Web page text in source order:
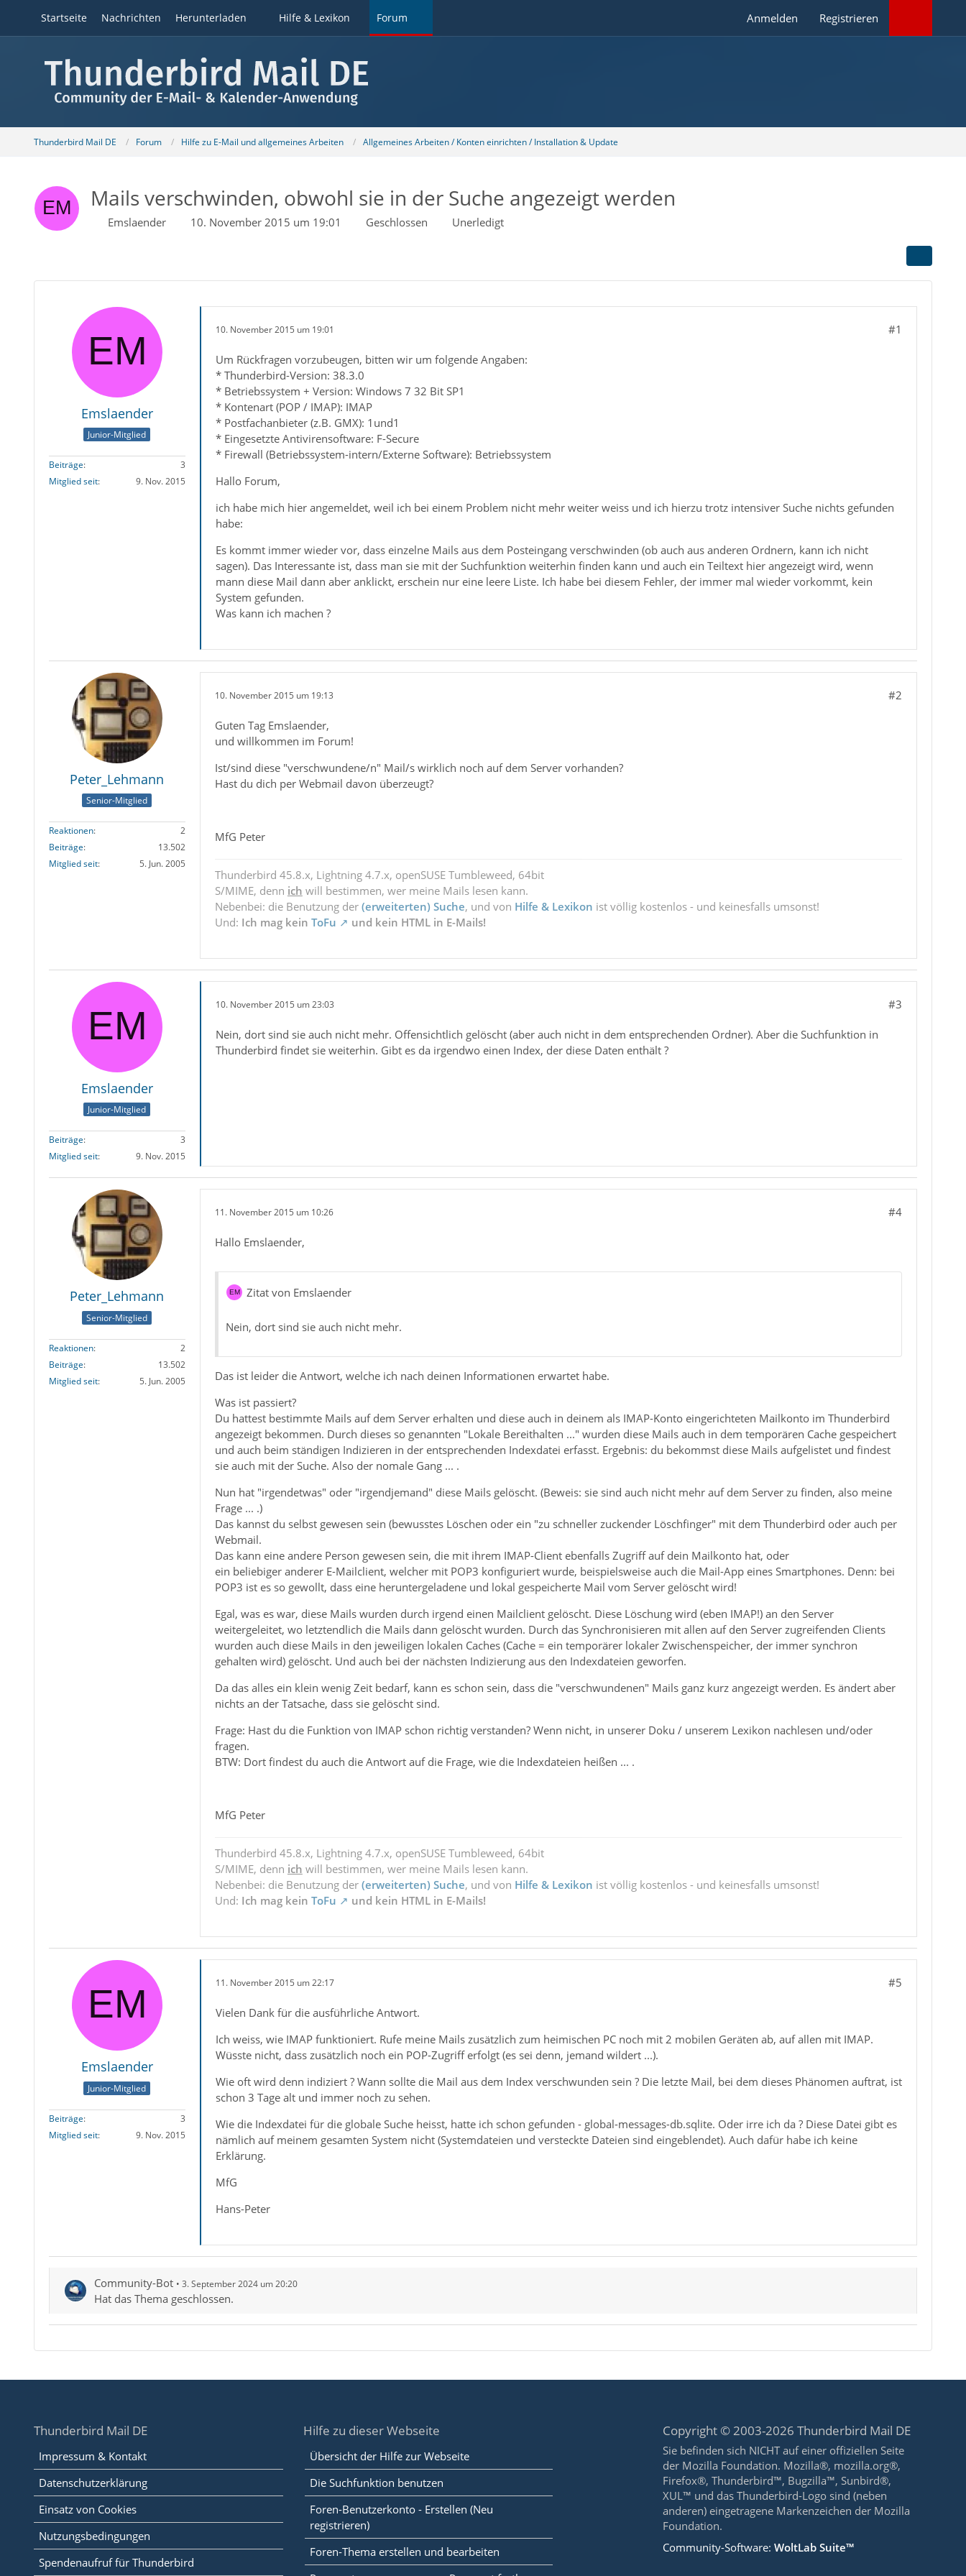
Startseite Nachrichten Herunterladen Hilfe & Lexikon Forum Anmelden Registrieren
Thunderbird Mail DE Forum Hilfe zu E-Mail und allgemeines Arbeiten Allgemeines Arbeiten / Konten einrichten / Installation & Update
Mails verschwinden, obwohl sie in der Suche angezeigt werden
Emslaender 10. November 2015 um 19:01 Geschlossen Unerledigt
Emslaender
Junior-Mitglied
Beiträge
3
Mitglied seit
9. Nov. 2015
10. November 2015 um 19:01 #1
Um Rückfragen vorzubeugen, bitten wir um folgende Angaben:
* Thunderbird-Version: 38.3.0
* Betriebssystem + Version: Windows 7 32 Bit SP1
* Kontenart (POP / IMAP): IMAP
* Postfachanbieter (z.B. GMX): 1und1
* Eingesetzte Antivirensoftware: F-Secure
* Firewall (Betriebssystem-intern/Externe Software): Betriebssystem
Hallo Forum,
ich habe mich hier angemeldet, weil ich bei einem Problem nicht mehr weiter weiss und ich hierzu trotz intensiver Suche nichts gefunden
habe:
Es kommt immer wieder vor, dass einzelne Mails aus dem Posteingang verschwinden (ob auch aus anderen Ordnern, kann ich nicht
sagen). Das Interessante ist, dass man sie mit der Suchfunktion weiterhin finden kann und auch ein Teiltext hier angezeigt wird, wenn
mann diese Mail dann aber anklickt, erschein nur eine leere Liste. Ich habe bei diesem Fehler, der immer mal wieder vorkommt, kein
System gefunden.
Was kann ich machen ?
Peter_Lehmann
Senior-Mitglied
Reaktionen
2
Beiträge
13.502
Mitglied seit
5. Jun. 2005
10. November 2015 um 19:13 #2
Guten Tag Emslaender,
und willkommen im Forum!
Ist/sind diese "verschwundene/n" Mail/s wirklich noch auf dem Server vorhanden?
Hast du dich per Webmail davon überzeugt?
MfG Peter
Thunderbird 45.8.x, Lightning 4.7.x, openSUSE Tumbleweed, 64bit
S/MIME, denn ich will bestimmen, wer meine Mails lesen kann.
Nebenbei: die Benutzung der (erweiterten) Suche, und von Hilfe & Lexikon ist völlig kostenlos - und keinesfalls umsonst!
Und: Ich mag kein ToFu und kein HTML in E-Mails!
Emslaender
Junior-Mitglied
Beiträge
3
Mitglied seit
9. Nov. 2015
10. November 2015 um 23:03 #3
Nein, dort sind sie auch nicht mehr. Offensichtlich gelöscht (aber auch nicht in dem entsprechenden Ordner). Aber die Suchfunktion in
Thunderbird findet sie weiterhin. Gibt es da irgendwo einen Index, der diese Daten enthält ?
Peter_Lehmann
Senior-Mitglied
Reaktionen
2
Beiträge
13.502
Mitglied seit
5. Jun. 2005
11. November 2015 um 10:26 #4
Hallo Emslaender,
Zitat von Emslaender
Nein, dort sind sie auch nicht mehr.
Das ist leider die Antwort, welche ich nach deinen Informationen erwartet habe.
Was ist passiert?
Du hattest bestimmte Mails auf dem Server erhalten und diese auch in deinem als IMAP-Konto eingerichteten Mailkonto im Thunderbird
angezeigt bekommen. Durch dieses so genannten "Lokale Bereithalten ..." wurden diese Mails auch in dem temporären Cache gespeichert
und auch beim ständigen Indizieren in der entsprechenden Indexdatei erfasst. Ergebnis: du bekommst diese Mails aufgelistet und findest
sie auch mit der Suche. Also der nomale Gang ... .
Nun hat "irgendetwas" oder "irgendjemand" diese Mails gelöscht. (Beweis: sie sind auch nicht mehr auf dem Server zu finden, also meine
Frage ... .)
Das kannst du selbst gewesen sein (bewusstes Löschen oder ein "zu schneller zuckender Löschfinger" mit dem Thunderbird oder auch per
Webmail.
Das kann eine andere Person gewesen sein, die mit ihrem IMAP-Client ebenfalls Zugriff auf dein Mailkonto hat, oder
ein beliebiger anderer E-Mailclient, welcher mit POP3 konfiguriert wurde, beispielsweise auch die Mail-App eines Smartphones. Denn: bei
POP3 ist es so gewollt, dass eine heruntergeladene und lokal gespeicherte Mail vom Server gelöscht wird!
Egal, was es war, diese Mails wurden durch irgend einen Mailclient gelöscht. Diese Löschung wird (eben IMAP!) an den Server
weitergeleitet, wo letztendlich die Mails dann gelöscht wurden. Durch das Synchronisieren mit allen auf den Server zugreifenden Clients
wurden auch diese Mails in den jeweiligen lokalen Caches (Cache = ein temporärer lokaler Zwischenspeicher, der immer synchron
gehalten wird) gelöscht. Und auch bei der nächsten Indizierung aus den Indexdateien geworfen.
Da das alles ein klein wenig Zeit bedarf, kann es schon sein, dass die "verschwundenen" Mails ganz kurz angezeigt werden. Es ändert aber
nichts an der Tatsache, dass sie gelöscht sind.
Frage: Hast du die Funktion von IMAP schon richtig verstanden? Wenn nicht, in unserer Doku / unserem Lexikon nachlesen und/oder
fragen.
BTW: Dort findest du auch die Antwort auf die Frage, wie die Indexdateien heißen ... .
MfG Peter
Thunderbird 45.8.x, Lightning 4.7.x, openSUSE Tumbleweed, 64bit
S/MIME, denn ich will bestimmen, wer meine Mails lesen kann.
Nebenbei: die Benutzung der (erweiterten) Suche, und von Hilfe & Lexikon ist völlig kostenlos - und keinesfalls umsonst!
Und: Ich mag kein ToFu und kein HTML in E-Mails!
Emslaender
Junior-Mitglied
Beiträge
3
Mitglied seit
9. Nov. 2015
11. November 2015 um 22:17 #5
Vielen Dank für die ausführliche Antwort.
Ich weiss, wie IMAP funktioniert. Rufe meine Mails zusätzlich zum heimischen PC noch mit 2 mobilen Geräten ab, auf allen mit IMAP.
Wüsste nicht, dass zusätzlich noch ein POP-Zugriff erfolgt (es sei denn, jemand wildert ...).
Wie oft wird denn indiziert ? Wann sollte die Mail aus dem Index verschwunden sein ? Die letzte Mail, bei dem dieses Phänomen auftrat, ist
schon 3 Tage alt und immer noch zu sehen.
Wie die Indexdatei für die globale Suche heisst, hatte ich schon gefunden - global-messages-db.sqlite. Oder irre ich da ? Diese Datei gibt es
nämlich auf meinem gesamten System nicht (Systemdateien und versteckte Dateien sind eingeblendet). Auch dafür habe ich keine
Erklärung.
MfG
Hans-Peter
Community-Bot 3. September 2024 um 20:20
Hat das Thema geschlossen.
Thunderbird Mail DE
Impressum & Kontakt
Datenschutzerklärung
Einsatz von Cookies
Nutzungsbedingungen
Spendenaufruf für Thunderbird
Hilfe zu dieser Webseite
Übersicht der Hilfe zur Webseite
Die Suchfunktion benutzen
Foren-Benutzerkonto - Erstellen (Neu
registrieren)
Foren-Thema erstellen und bearbeiten
Copyright © 2003-2026 Thunderbird Mail DE
Sie befinden sich NICHT auf einer offiziellen Seite
der Mozilla Foundation. Mozilla®, mozilla.org®,
Firefox®, Thunderbird™, Bugzilla™, Sunbird®,
XUL™ und das Thunderbird-Logo sind (neben
anderen) eingetragene Markenzeichen der Mozilla
Foundation.
Community-Software:WoltLab Suite™